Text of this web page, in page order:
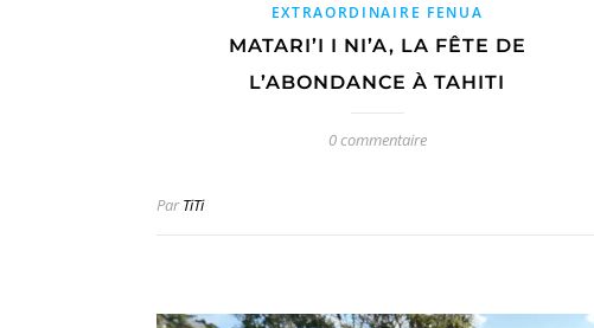
EXTRAORDINAIRE FENUA
MATARI’I I NI’A, LA FÊTE DE
L’ABONDANCE À TAHITI
0 commentaire
ParTiTi